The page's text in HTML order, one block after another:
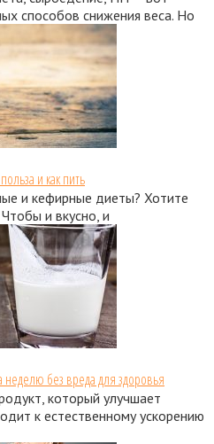
способов снижения веса. Но
и как пить
и кефирные диеты? Хотите
и вкусно, и
неделю без вреда для здоровья
который улучшает
к естественному ускорению